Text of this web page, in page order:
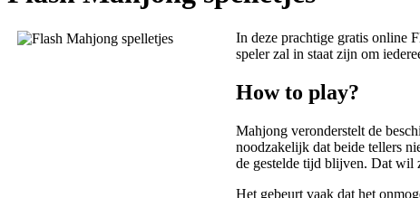
In deze prachtige gratis online
speler zal in staat zijn om
How to play?
Mahjong veronderstelt de
noodzakelijk dat beide tellers
de gestelde tijd blijven. Dat wil
Het gebeurt vaak dat het